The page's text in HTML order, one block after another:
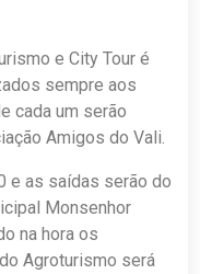
e City Tour é
sempre aos
cada um serão
Amigos do Vali.
e as saídas serão do
Monsenhor
na hora os
Agroturismo será